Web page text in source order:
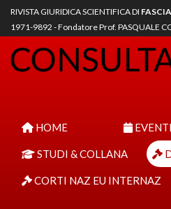
RIVISTA GIURIDICA SCIENTIFICA DI
1971-9892 - Fondatore Prof. PASQUALE
HOME EVENTI
STUDI & COLLANA
CORTI NAZ EU INTERNAZ